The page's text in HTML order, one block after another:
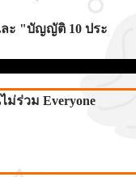
ละ "บัญญัติ 10 ประ
ร่วม Everyone